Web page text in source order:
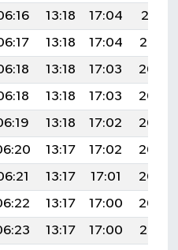
13:18 17:04
20:11
13:18 17:04
20:10
13:18 17:03
20:08
13:18 17:03
20:07
13:18 17:02
20:06
13:17 17:02
20:05
13:17 17:01
20:03
13:17 17:00
20:02
13:17 17:00
20:01